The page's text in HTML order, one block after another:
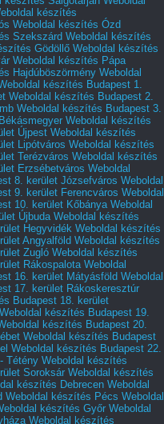
készítés
Weboldal készítés Ózd
Szekszárd Weboldal készítés
Gödöllő Weboldal készítés
Weboldal készítés Pápa
Hajdúböszörmény Weboldal
készítés Budapest 1.
Weboldal készítés Budapest 2.
Weboldal készítés Budapest 3.
Weboldal készítés
Újpest Weboldal készítés
Lipótváros Weboldal készítés
Terézváros Weboldal készítés
Erzsébetváros Weboldal
8. kerület Józsefváros Weboldal
9. kerület Ferencváros Weboldal
10. kerület Kőbánya Weboldal
Újbuda Weboldal készítés
Hegyvidék Weboldal készítés
Angyalföld Weboldal készítés
Zugló Weboldal készítés
Rákospalota Weboldal
16. kerület Mátyásföld Weboldal
17. kerület Rákoskeresztúr
Budapest 18. kerület
Weboldal készítés Budapest 19.
készítés Budapest 20.
Weboldal készítés Budapest
Weboldal készítés Budapest 22.
Tétény Weboldal készítés
Soroksár Weboldal készítés
készítés Debrecen Weboldal
Weboldal készítés Pécs Weboldal
készítés Győr Weboldal
Weboldal készítés